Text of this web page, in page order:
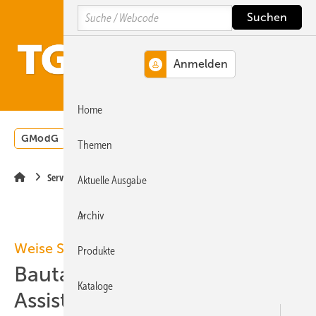
Hauptinhalt
Hauptmenü
SiteSearch
GModG Wärmepumpe
Service
Weise Software
Bautagebuch mit KI-
Assistenten
Search
Home
Themen
Aktuelle Ausgabe
Archiv
Produkte
Kataloge